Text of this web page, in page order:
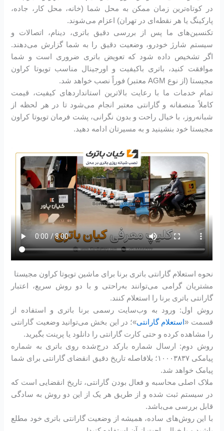
در کوتاه‌ترین زمان ممکن به محل شما (خانه، محل کار، جاده،
پارکینگ یا هر نقطه‌ای در تهران) اعزام می‌شوند.
تکنسین‌های ما پس از بررسی دقیق باتری، دینام، اتصالات و
سیستم شارژ خودرو، وضعیت دقیق را به شما گزارش می‌دهند.
اگر تشخیص داده شود که تعویض باتری ضروری است و شما
موافقت کنید، باتری باکیفیت و اورجینال مناسب تویوتا کراون
مجیستا (از نوع AGM معتبر) فوراً نصب خواهد شد.
تمام خدمات ما با رعایت بالاترین استانداردهای کیفیت، قیمت
کاملاً منصفانه و گارانتی معتبر انجام می‌شود تا در هر لحظه از
شبانه‌روز، با خیال راحت و بدون نگرانی، پشت فرمان تویوتا کراون
مجیستا خود بنشینید و به مسیرتان ادامه دهید.
نحوه استعلام گارانتی باتری برنا برای ماشین تویوتا کراون مجیستا
مشتریان گرامی می‌توانند به‌راحتی و با دو روش سریع، اعتبار
گارانتی باتری برنا را استعلام کنند.
روش اول: ورود به وب‌سایت رسمی برنا باتری و استفاده از
قسمت «استعلام گارانتی»؛ در این بخش می‌توانید وضعیت گارانتی
را مشاهده کرده و حتی کارت گارانتی را دانلود یا پرینت بگیرید.
روش دوم: ارسال شماره بارکد درج‌شده روی باتری به شماره
پیامکی ۱۰۰۰۳۸۳۷؛ بلافاصله تاریخ دقیق انقضای گارانتی برای شما
پیامک خواهد شد.
ملاک اصلی محاسبه و فعال بودن گارانتی، تاریخ انقضایی است که
در سیستم ثبت شده و از طریق هر یک از این دو روش به سادگی
قابل بررسی می‌باشد.
با این روش‌های ساده، همیشه از وضعیت گارانتی باتری خود مطلع